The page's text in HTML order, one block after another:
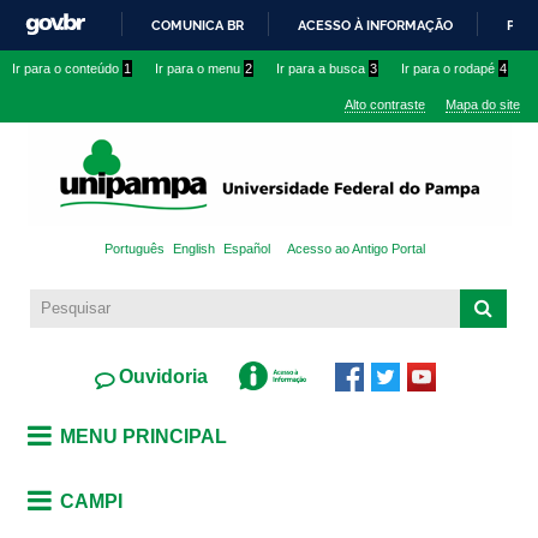
conteúdo
IR
O
COMUNICA BR ACESSO À INFORMAÇÃO
Ir para o conteúdo 1 Ir para o menu 2 Ir para a busca 3 Ir para o rodapé 4
Alto contraste Mapa do site
Português English Español Acesso ao Antigo Portal
Ouvidoria
MENU PRINCIPAL
CAMPI